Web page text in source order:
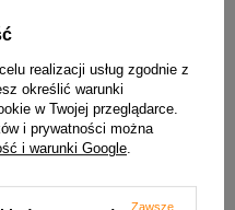
Policja Coupe R/C
114,24 zł
realizacji usług zgodnie z
określić warunki
w Twojej przeglądarce.
i prywatności można
i warunki Google
Zawsze